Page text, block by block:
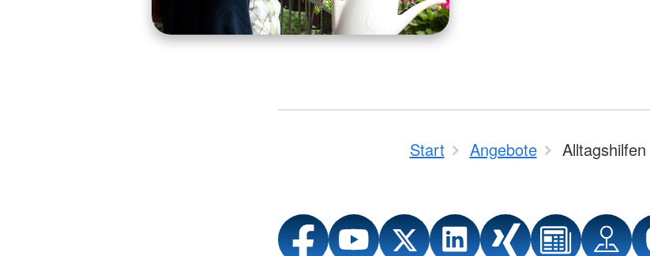
Start Angebote Alltagshilfen